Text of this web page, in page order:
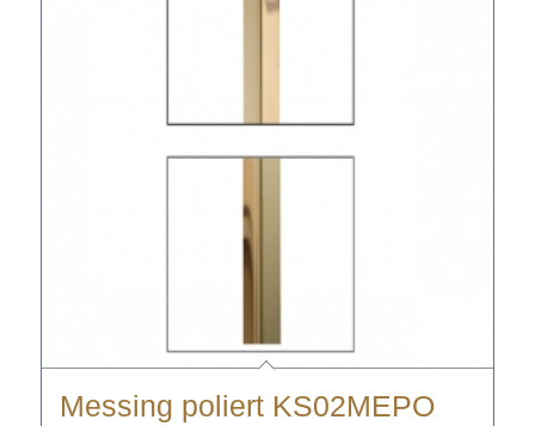
Messing poliert KS02MEPO